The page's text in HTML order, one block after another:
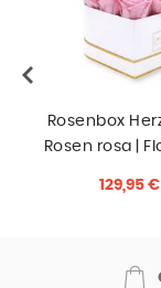
Rosenbox
Rosen rosa |
129,95